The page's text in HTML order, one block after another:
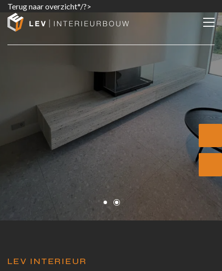
Terug naar overzicht*/?>
LEV INTERIEUR